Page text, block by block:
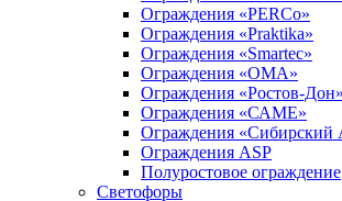
Ограждения «PERCo»
Ограждения «Praktika»
Ограждения «Smartec»
Ограждения «ОМА»
Ограждения «Ростов-Дон»
Ограждения «САМЕ»
Ограждения «Сибирский
Ограждения ASP
Полуростовое ограждение
Светофоры